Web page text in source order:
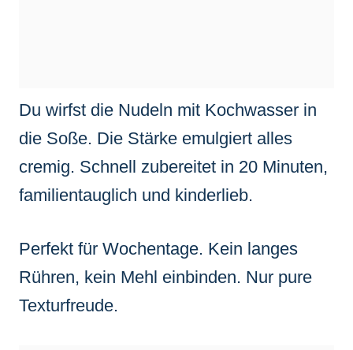
Du wirfst die Nudeln mit Kochwasser in
die Soße. Die Stärke emulgiert alles
cremig. Schnell zubereitet in 20 Minuten,
familientauglich und kinderlieb.
Perfekt für Wochentage. Kein langes
Rühren, kein Mehl einbinden. Nur pure
Texturfreude.